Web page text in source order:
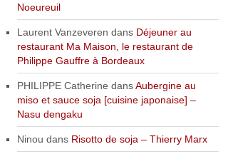
Noeureuil
Laurent Vanzeveren dans Déjeuner au
restaurant Ma Maison, le restaurant de
Philippe Gauffre à Bordeaux
PHILIPPE Catherine dansAubergine au
miso et sauce soja [cuisine japonaise] –
Nasu dengaku
Ninou dans Risotto de soja – Thierry Marx